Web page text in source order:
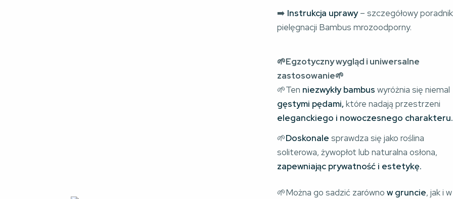
➡️ Instrukcja uprawy – szczegółowy
pielęgnacji Bambus mrozoodporny.
🌱Egzotyczny wygląd i uniwersalne
zastosowanie🌱
🌱Ten niezwykły bambus wyróżnia się niemal
gęstymi pędami, które nadają przestrzeni
eleganckiego i nowoczesnego charakteru.
🌱Doskonale sprawdza się jako roślina
soliterowa, żywopłot lub naturalna osłona,
zapewniając prywatność i estetykę.
🌱Można go sadzić zarówno w gruncie, jak i